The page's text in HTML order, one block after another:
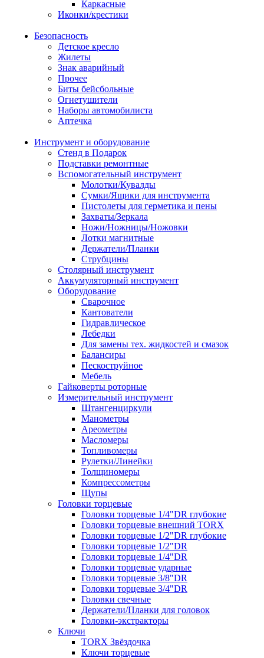
Каркасные
Иконки/крестики
Безопасность
Детское кресло
Жилеты
Знак аварийный
Прочее
Биты бейсбольные
Огнетушители
Наборы автомобилиста
Аптечка
Инструмент и оборудование
Стенд в Подарок
Подставки ремонтные
Вспомогательный инструмент
Молотки/Кувалды
Сумки/Ящики для инструмента
Пистолеты для герметика и пены
Захваты/Зеркала
Ножи/Ножницы/Ножовки
Лотки магнитные
Держатели/Планки
Струбцины
Столярный инструмент
Аккумуляторный инструмент
Оборудование
Сварочное
Кантователи
Гидравлическое
Лебедки
Для замены тех. жидкостей и смазок
Балансиры
Пескоструйное
Мебель
Гайковерты роторные
Измерительный инструмент
Штангенциркули
Манометры
Ареометры
Масломеры
Топливомеры
Рулетки/Линейки
Толщиномеры
Компрессометры
Щупы
Головки торцевые
Головки торцевые 1/4"DR глубокие
Головки торцевые внешний TORX
Головки торцевые 1/2"DR глубокие
Головки торцевые 1/2"DR
Головки торцевые 1/4"DR
Головки торцевые ударные
Головки торцевые 3/8"DR
Головки торцевые 3/4"DR
Головки свечные
Держатели/Планки для головок
Головки-экстракторы
Ключи
TORX Звёздочка
Ключи торцевые